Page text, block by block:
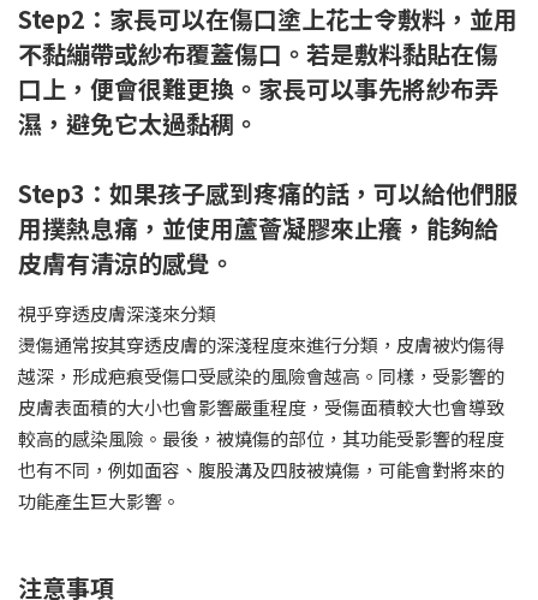
Step2：家長可以在傷口塗上花士令敷料，並用
不黏繃帶或紗布覆蓋傷口。若是敷料黏貼在傷
口上，便會很難更換。家長可以事先將紗布弄
濕，避免它太過黏稠。
Step3：如果孩子感到疼痛的話，可以給他們服
用撲熱息痛，並使用蘆薈凝膠來止癢，能夠給
皮膚有清涼的感覺。
視乎穿透皮膚深淺來分類
燙傷通常按其穿透皮膚的深淺程度來進行分類，皮膚被灼傷得
越深，形成疤痕受傷口受感染的風險會越高。同樣，受影響的
皮膚表面積的大小也會影響嚴重程度，受傷面積較大也會導致
較高的感染風險。最後，被燒傷的部位，其功能受影響的程度
也有不同，例如面容、腹股溝及四肢被燒傷，可能會對將來的
功能產生巨大影響。
注意事項